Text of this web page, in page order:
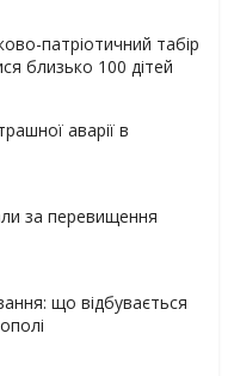
патріотичний табір
близько 100 дітей
аварії в
за перевищення
що відбувається